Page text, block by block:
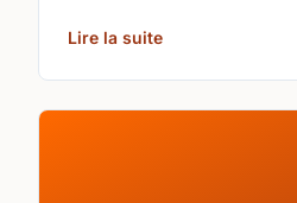
Lire la suite